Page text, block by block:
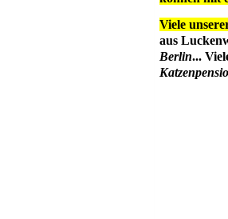
Viele
aus
Berlin...